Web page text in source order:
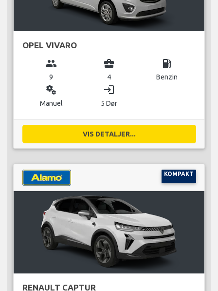
OPEL VIVARO
group
9
business_center
4
local_gas_station
Benzin
miscellaneous_services
Manuel
login
5 Dør
VIS DETALJER...
KOMPAKT
RENAULT CAPTUR